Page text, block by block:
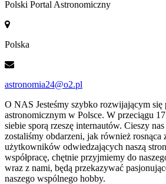
Polski Portal Astronomiczny
Polska
astronomia24@o2.pl
O NAS Jesteśmy szybko rozwijającym się
astronomicznym w Polsce. W przeciągu
siebie sporą rzeszę internautów. Cieszy
zostaliśmy obdarzeni, jak również rosnąca
użytkowników odwiedzających naszą
współpracę, chętnie przyjmiemy do
wraz z nami, będą przekazywać
naszego wspólnego hobby.